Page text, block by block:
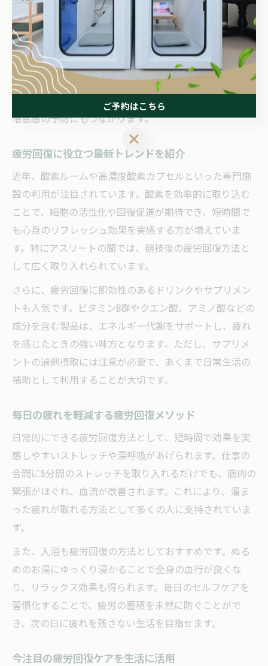
を意識しましょう。
また、バランスの取れた食事や適度な運動も、身体の疲
労回復に役立ちます。ビタミンやミネラルを含む食材を
積極的に摂取し、ストレッチや軽いウォーキングを日課
にすることで、全身の血流が促進され、疲れが取れやす
くなります。これらの習慣を継続することで、慢性的な
倦怠感の予防にもつながります。
疲労回復に役立つ最新トレンドを紹介
近年、酸素ルームや高濃度酸素カプセルといった専門施
設の利用が注目されています。酸素を効率的に取り込む
ことで、細胞の活性化や回復促進が期待でき、短時間で
も心身のリフレッシュ効果を実感する方が増えていま
す。特にアスリートの間では、競技後の疲労回復方法と
して広く取り入れられています。
さらに、疲労回復に即効性のあるドリンクやサプリメン
トも人気です。ビタミンB群やクエン酸、アミノ酸などの
成分を含む製品は、エネルギー代謝をサポートし、疲れ
を感じたときの強い味方となります。ただし、サプリメ
ントの過剰摂取には注意が必要で、あくまで日常生活の
補助として利用することが大切です。
毎日の疲れを軽減する疲労回復メソッド
日常的にできる疲労回復方法として、短時間で効果を実
感しやすいストレッチや深呼吸があげられます。仕事の
合間に5分間のストレッチを取り入れるだけでも、筋肉の
緊張がほぐれ、血流が改善されます。これにより、溜ま
った疲れが取れる方法として多くの人に支持されていま
す。
また、入浴も疲労回復の方法としておすすめです。ぬる
めのお湯にゆっくり浸かることで全身の血行が良くな
り、リラックス効果も得られます。毎日のセルフケアを
習慣化することで、疲労の蓄積を未然に防ぐことがで
き、次の日に疲れを残さない生活を目指せます。
今注目の疲労回復ケアを生活に活用
ご予約はこちら
ご予約はこちら